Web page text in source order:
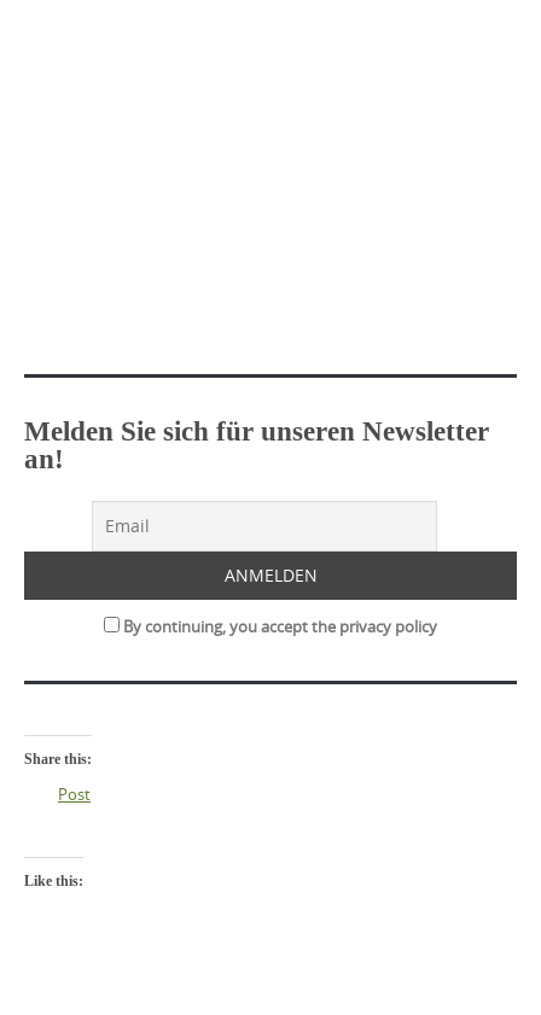
Melden Sie sich für unseren Newsletter
an!
By continuing, you accept the privacy policy
Share this:
Post
Like this: